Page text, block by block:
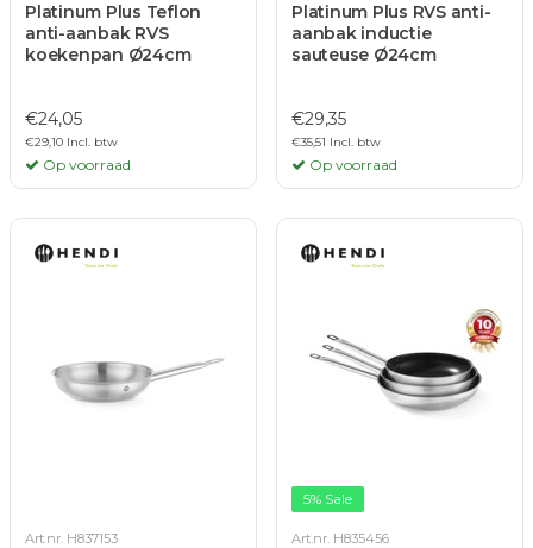
Platinum Plus Teflon
anti-aanbak RVS
koekenpan Ø24cm
€24,05
€29,10 Incl. btw
Op voorraad
Platinum Plus RVS anti-
aanbak inductie
sauteuse Ø24cm
€29,35
€35,51 Incl. btw
Op voorraad
Art.nr. H837153
5% Sale
Art.nr. H835456